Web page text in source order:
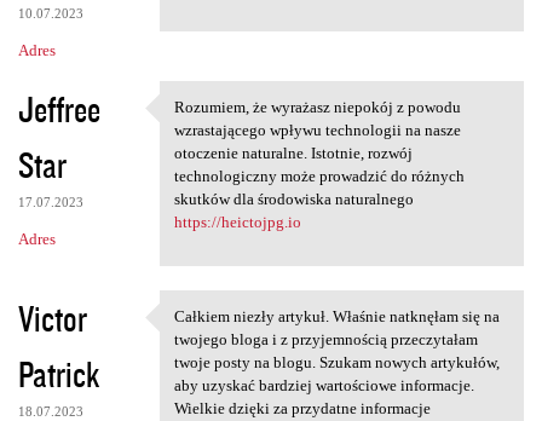
10.07.2023
Adres
Jeffree
Star
17.07.2023
Adres
Rozumiem, że wyrażasz
Rozumiem, że wyrażasz niepokój z powodu
wzrastającego wpływu technologii na nasze
otoczenie naturalne. Istotnie, rozwój
technologiczny może prowadzić do różnych
skutków dla środowiska naturalnego
https://heictojpg.io
Victor
Patrick
18.07.2023
Całkiem niezły artykuł.
Całkiem niezły artykuł. Właśnie natknęłam się na
twojego bloga i z przyjemnością przeczytałam
twoje posty na blogu. Szukam nowych artykułów,
aby uzyskać bardziej wartościowe informacje.
Wielkie dzięki za przydatne informacje